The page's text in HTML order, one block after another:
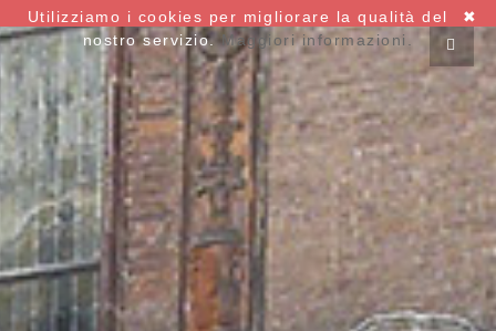
✖
Utilizziamo i cookies per migliorare la qualità del
nostro servizio. Maggiori informazioni.